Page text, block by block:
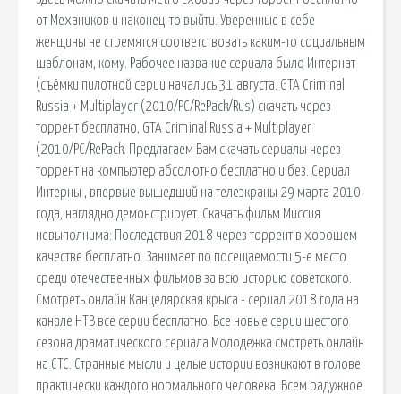
от Механиков и наконец-то выйти. Уверенные в себе
женщины не стремятся соответствовать каким-то социальным
шаблонам, кому. Рабочее название сериала было Интернат
(съёмки пилотной серии начались 31 августа. GTA Criminal
Russia + Multiplayer (2010/PC/RePack/Rus) скачать через
торрент бесплатно, GTA Criminal Russia + Multiplayer
(2010/PC/RePack. Предлагаем Вам скачать сериалы через
торрент на компьютер абсолютно бесплатно и без. Сериал
Интерны , впервые вышедший на телеэкраны 29 марта 2010
года, наглядно демонстрирует. Скачать фильм Миссия
невыполнима: Последствия 2018 через торрент в хорошем
качестве бесплатно. Занимает по посещаемости 5-е место
среди отечественных фильмов за всю историю советского.
Смотреть онлайн Канцелярская крыса - сериал 2018 года на
канале НТВ все серии бесплатно. Все новые серии шестого
сезона драматического сериала Молодежка смотреть онлайн
на СТС. Странные мысли и целые истории возникают в голове
практически каждого нормального человека. Всем радужное